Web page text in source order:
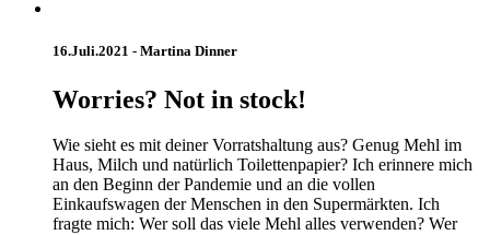
16.Juli.2021 - Martina Dinner
Worries? Not in stock!
Wie sieht es mit deiner Vorratshaltung aus? Genug Mehl im
Haus, Milch und natürlich Toilettenpapier? Ich erinnere mich
an den Beginn der Pandemie und an die vollen
Einkaufswagen der Menschen in den Supermärkten. Ich
fragte mich: Wer soll das viele Mehl alles verwenden? Wer